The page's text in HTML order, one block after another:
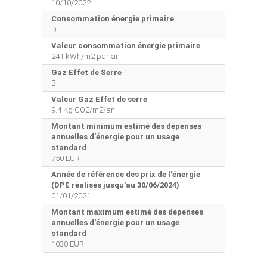
10/10/2022
Consommation énergie primaire
D
Valeur consommation énergie primaire
241 kWh/m2 par an
Gaz Effet de Serre
B
Valeur Gaz Effet de serre
9.4 Kg CO2/m2/an
Montant minimum estimé des dépenses
annuelles d'énergie pour un usage
standard
750 EUR
Année de référence des prix de l'énergie
(DPE réalisés jusqu'au 30/06/2024)
01/01/2021
Montant maximum estimé des dépenses
annuelles d'énergie pour un usage
standard
1030 EUR